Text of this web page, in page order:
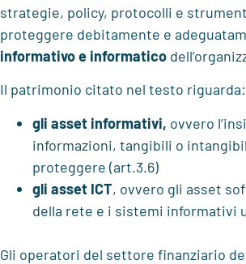
strategie, policy, protocolli e
proteggere debitamente e
informativo e informatico
Il patrimonio citato nel testo riguarda:
gli asset informativi, ovvero
informazioni, tangibili o
proteggere (art.3.6)
gli asset ICT, ovvero gli asset
della rete e i sistemi informativi
Gli operatori del settore finanziario